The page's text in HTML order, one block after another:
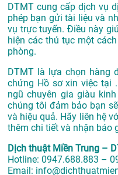
DTMT cung cấp dịch vụ
phép bạn gửi tài liệu và
vụ trực tuyến. Điều này
hiện các thủ tục một
phòng.
DTMT là lựa chọn hàng
chứng Hồ sơ xin việc tại
ngũ chuyên gia giàu
chúng tôi đảm bảo bạn
và hiệu quả. Hãy liên hệ
thêm chi tiết và nhận báo
Dịch thuật Miền Trung –
Hotline: 0947.688.883 –
Email: